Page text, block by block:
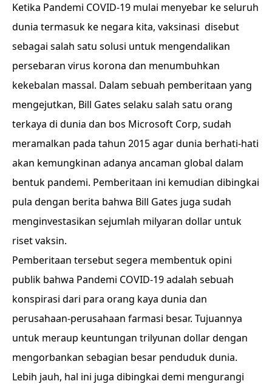
Ketika Pandemi COVID-19 mulai menyebar ke seluruh
dunia termasuk ke negara kita, vaksinasi disebut
sebagai salah satu solusi untuk mengendalikan
persebaran virus korona dan menumbuhkan
kekebalan massal. Dalam sebuah pemberitaan yang
mengejutkan, Bill Gates selaku salah satu orang
terkaya di dunia dan bos Microsoft Corp, sudah
meramalkan pada tahun 2015 agar dunia berhati-hati
akan kemungkinan adanya ancaman global dalam
bentuk pandemi. Pemberitaan ini kemudian dibingkai
pula dengan berita bahwa Bill Gates juga sudah
menginvestasikan sejumlah milyaran dollar untuk
riset vaksin.
Pemberitaan tersebut segera membentuk opini
publik bahwa Pandemi COVID-19 adalah sebuah
konspirasi dari para orang kaya dunia dan
perusahaan-perusahaan farmasi besar. Tujuannya
untuk meraup keuntungan trilyunan dollar dengan
mengorbankan sebagian besar penduduk dunia.
Lebih jauh, hal ini juga dibingkai demi mengurangi